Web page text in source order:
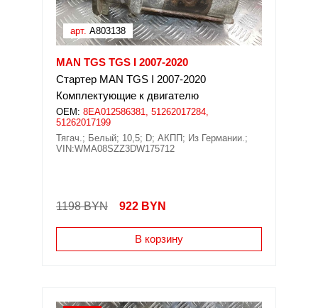
арт. A803138
MAN TGS TGS I 2007-2020
Стартер MAN TGS I 2007-2020
Комплектующие к двигателю
OEM: 8EA012586381, 51262017284,
51262017199
Тягач.; Белый; 10,5; D; АКПП; Из Германии.;
VIN:WMA08SZZ3DW175712
1198 BYN 922 BYN
В корзину